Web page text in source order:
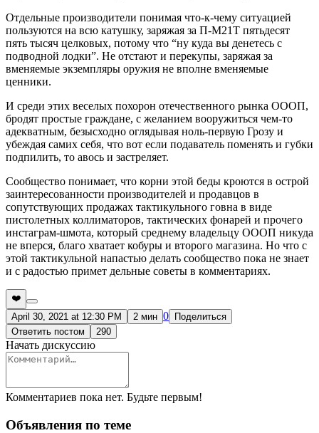
Отдельные производители понимая что-к-чему ситуацией
пользуются на всю катушку, заряжая за П-М21Т пятьдесят
пять тысяч целковых, потому что “ну куда вы денетесь с
подводной лодки”. Не отстают и перекупы, заряжая за
вменяемые экземпляры оружия не вполне вменяемые
ценники.
И среди этих веселых похорон отечественного рынка ОООП,
бродят простые граждане, с желанием вооружиться чем-то
адекватным, безысходно оглядывая ноль-первую Грозу и
убеждая самих себя, что вот если подаватель поменять и губки
подпилить, то авось и застреляет.
Сообщество понимает, что корни этой беды кроются в острой
заинтересованности производителей и продавцов в
сопутствующих продажах тактикульного говна в виде
пистолетных коллиматоров, тактических фонарей и прочего
инстаграм-шмота, который среднему владельцу ОООП никуда
не вперся, благо хватает кобуры и второго магазина. Но что с
этой тактикульной напастью делать сообщество пока не знает
и с радостью примет дельные советы в комментариях.
❤️
April 30, 2021 at 12:30 PM
2 мин 0
Поделиться
Ответить постом
290
Начать дискуссию
Комментариев пока нет. Будьте первым!
Объявления по теме